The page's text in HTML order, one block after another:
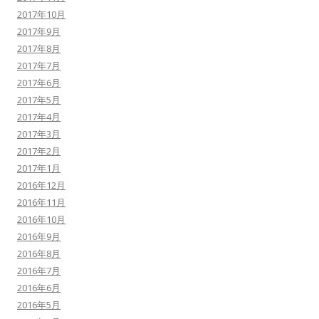
2017年10月
2017年9月
2017年8月
2017年7月
2017年6月
2017年5月
2017年4月
2017年3月
2017年2月
2017年1月
2016年12月
2016年11月
2016年10月
2016年9月
2016年8月
2016年7月
2016年6月
2016年5月